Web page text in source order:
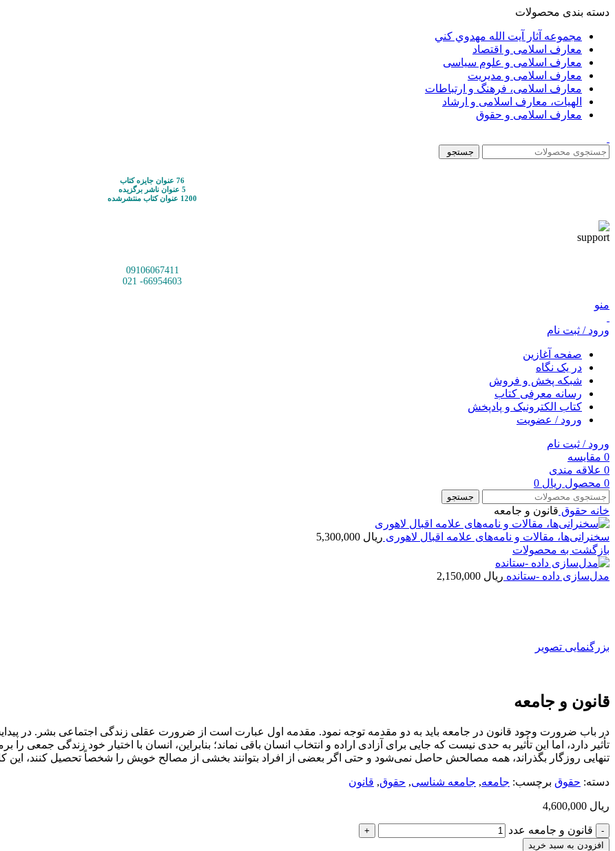
دسته بندی محصولات
مجموعه آثار آيت الله مهدوي كني
معارف اسلامی و اقتصاد
معارف اسلامی و علوم سیاسی
معارف اسلامی و مدیریت
معارف اسلامی، فرهنگ و ارتباطات
الهیات، معارف اسلامی و ارشاد
معارف اسلامی و حقوق
جستجو
76 عنوان جایزه کتاب
5 عنوان ناشر برگزیده
1200 عنوان کتاب منتشرشده
09106067411
66954603- 021
منو
ورود / ثبت نام
صفحه آغازین
در یک نگاه
شبکه پخش و فروش
رسانه معرفی کتاب
کتاب الکترونیک و پادپخش
ورود / عضویت
ورود / ثبت نام
0 مقایسه
0 علاقه مندی
0 محصول ریال
جستجو
خانه حقوق قانون و جامعه
سخنرانی‌ها، مقالات و نامه‌های علامه اقبال لاهوری ریال
بازگشت به محصولات
مدل‌سازی داده -ستانده ریال
بزرگنمایی تصویر
قانون و جامعه
در باب ضرورت وجود قانون در جامعه باید به دو مقدمه توجه نمود. مقدمه اول عبارت است از ضرورت عقلی زندگی اجتماعی بشر. در
تأثیر دارد، اما این تأثیر به حدی نیست که جایی برای آزادی اراده و انتخاب انسان باقی نماند؛ بنابراین، انسان با اختیار خود زندگی جمعی
تنهایی روزگار بگذراند، همه­ مصالحش حاصل نمی‌شود و حتی اگر بعضی از افراد بتوانند بخشی از مصالح خویش را شخصاً تحصیل کنند،
دسته: حقوق برچسب: جامعه, جامعه شناسی, حقوق, قانون
ریال
قانون و جامعه عدد
افزودن به سبد خرید